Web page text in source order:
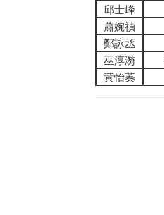
邱士峰
蕭婉禎
鄭詠丞
巫淳漪
黃怡蓁